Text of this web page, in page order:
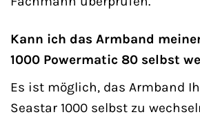
Kann ich das Armband
1000 Powermatic 80 selbst
Es ist möglich, das Armband
Seastar 1000 selbst zu